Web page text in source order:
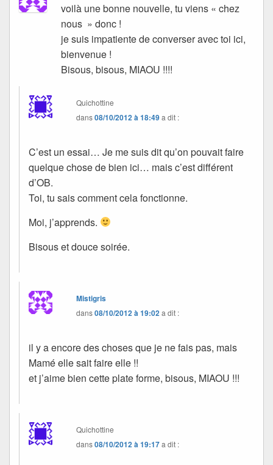
voilà une bonne nouvelle, tu viens « chez
nous » donc !
je suis impatiente de converser avec toi ici,
bienvenue !
Bisous, bisous, MIAOU !!!!
Quichottine
dans08/10/2012 à 18:49a dit :
C’est un essai… Je me suis dit qu’on pouvait faire
quelque chose de bien ici… mais c’est différent
d’OB.
Toi, tu sais comment cela fonctionne.
Moi, j’apprends.
Bisous et douce soirée.
Mistigris
dans08/10/2012 à 19:02 a dit :
il y a encore des choses que je ne fais pas, mais
Mamé elle sait faire elle !!
et j’aime bien cette plate forme, bisous, MIAOU !!!
Quichottine
dans08/10/2012 à 19:17a dit :